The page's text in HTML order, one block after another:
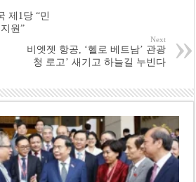
제1당 “민
원”
Next
비엣젯 항공, ‘헬로 베트남’ 관광
청 로고’ 새기고 하늘길 누빈다